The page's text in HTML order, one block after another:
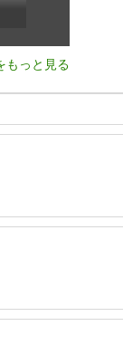
もっと見る